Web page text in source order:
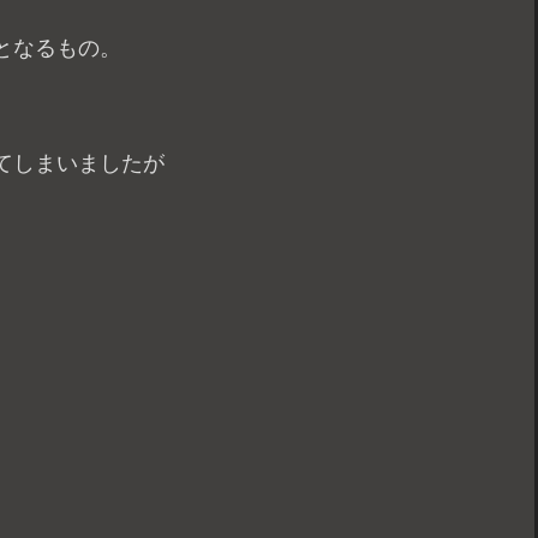
るもの。
しまいましたが